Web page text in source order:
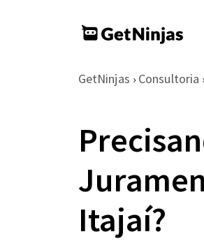
GetNinjas › Consultoria ›
Itajaí?